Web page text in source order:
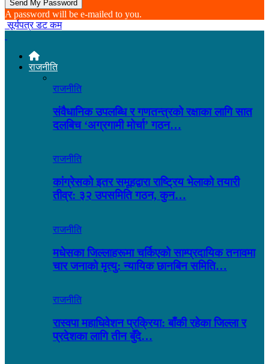
A password will be e-mailed to you.
सूर्यपत्र डट कम
राजनीति
राजनीति
संवैधानिक उपलब्धि र गणतन्त्रको रक्षाका लागि सात
दलबिच ‘अग्रगामी मोर्चा’ गठन…
राजनीति
कांग्रेसको इतर समूहद्वारा राष्ट्रिय भेलाको तयारी
तीव्र: ३२ उपसमिति गठन, कुन…
राजनीति
मधेसका जिल्लाहरूमा चर्किएको साम्प्रदायिक तनावमा
चार जनाको मृत्यु: न्यायिक छानबिन समिति…
राजनीति
रास्वपा महाधिवेशन प्रक्रिया: बाँकी रहेका जिल्ला र
प्रदेशका लागि तीन बुँदे…